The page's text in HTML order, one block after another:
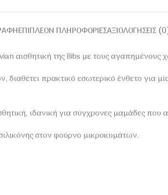
ΕΠΙΠΛΈΟΝ ΠΛΗΡΟΦΟΡΊΕΣΑΞΙΟΛΟΓΉΣΕΙΣ
αισθητική της Bibs με τους
πρακτικό εσωτερικό ένθετο για
ιδανική για σύγχρονες μαμάδες
στον φούρνο μικροκυμάτων.